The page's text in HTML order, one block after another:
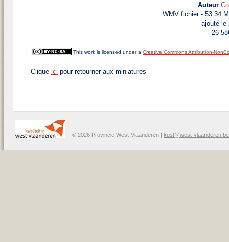
Auteur
WMV fichier- 53.34
ajouté le
26
This work is licensed under a Creative Commons Attribution-
Clique ici pour retourner aux miniatures
© 2026 Provincie West-Vlaanderen | kust@west-vlaanderen.be